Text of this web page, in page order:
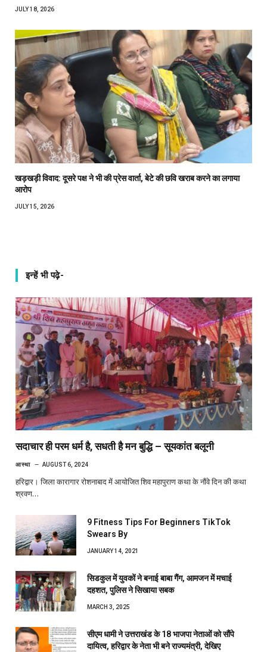
JULY 18, 2026
खड़खड़ी विवाद: दूसरे पक्ष ने भी की प्रेस वार्ता, बेटे की छवि खराब करने का लगाया
आरोप
JULY 15, 2026
इन्हें भी पढ़े-
सदाचार ही परम धर्म है, सधती है मन बुद्धि – सूयकांत बलूनी
आस्था AUGUST 6, 2024
हरिद्वार। जिला कारागार रोशनाबाद में आयोजित शिव महापुराण कथा के नौंवे दिन की कथा
श्रवण…
9 Fitness Tips For Beginners TikTok
Swears By
JANUARY 14, 2021
सिडकुल में युवकों ने बनाई बाबा गैंग, आमजन में मचाई
दहशत, पुलिस ने सिखाया सबक
MARCH 3, 2025
सीएम धामी ने उत्तराखंड के 18 भाजपा नेताओं को सौंपे
दायित्व, हरिद्वार के नेता भी बने राज्यमंत्री, देखिए